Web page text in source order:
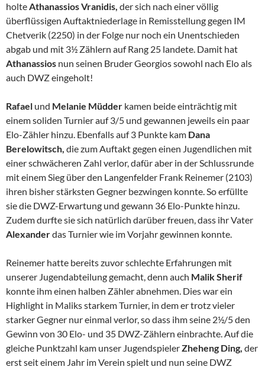
holteAthanassios Vranidis, der sich nach einer völlig
überflüssigen Auftaktniederlage in Remisstellung gegen IM
Chetverik (2250) in der Folge nur noch ein Unentschieden
abgab und mit 3½ Zählern auf Rang 25 landete. Damit hat
Athanassios nun seinen Bruder Georgios sowohl nach Elo als
auch DWZ eingeholt!
Rafael und Melanie Müdder kamen beide einträchtig mit
einem soliden Turnier auf 3/5 und gewannen jeweils ein paar
Elo-Zähler hinzu. Ebenfalls auf 3 Punkte kam Dana
Berelowitsch, die zum Auftakt gegen einen Jugendlichen mit
einer schwächeren Zahl verlor, dafür aber in der Schlussrunde
mit einem Sieg über den Langenfelder Frank Reinemer (2103)
ihren bisher stärksten Gegner bezwingen konnte. So erfüllte
sie die DWZ-Erwartung und gewann 36 Elo-Punkte hinzu.
Zudem durfte sie sich natürlich darüber freuen, dass ihr Vater
Alexanderdas Turnier wie im Vorjahr gewinnen konnte.
Reinemer hatte bereits zuvor schlechte Erfahrungen mit
unserer Jugendabteilung gemacht, denn auch Malik Sherif
konnte ihm einen halben Zähler abnehmen. Dies war ein
Highlight in Maliks starkem Turnier, in dem er trotz vieler
starker Gegner nur einmal verlor, so dass ihm seine 2½/5 den
Gewinn von 30 Elo- und 35 DWZ-Zählern einbrachte. Auf die
gleiche Punktzahl kam unser JugendspielerZheheng Ding, der
erst seit einem Jahr im Verein spielt und nun seine DWZ